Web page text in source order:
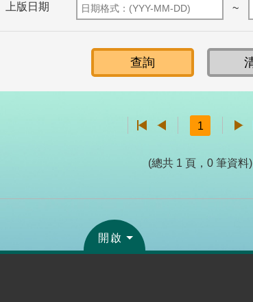
上版日期 ~
1
(總共 1 頁，0 筆資料)
開啟